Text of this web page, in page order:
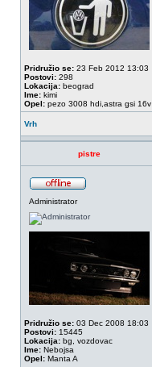
Pridružio se: 23 Feb 2012 13:03
Postovi: 298
Lokacija: beograd
Ime: kimi
Opel: pezo 3008 hdi,astra gsi 16v
Vrh
pistre
Administrator
Pridružio se: 03 Dec 2008 18:03
Postovi: 15445
Lokacija: bg, vozdovac
Ime: Nebojsa
Opel: Manta A